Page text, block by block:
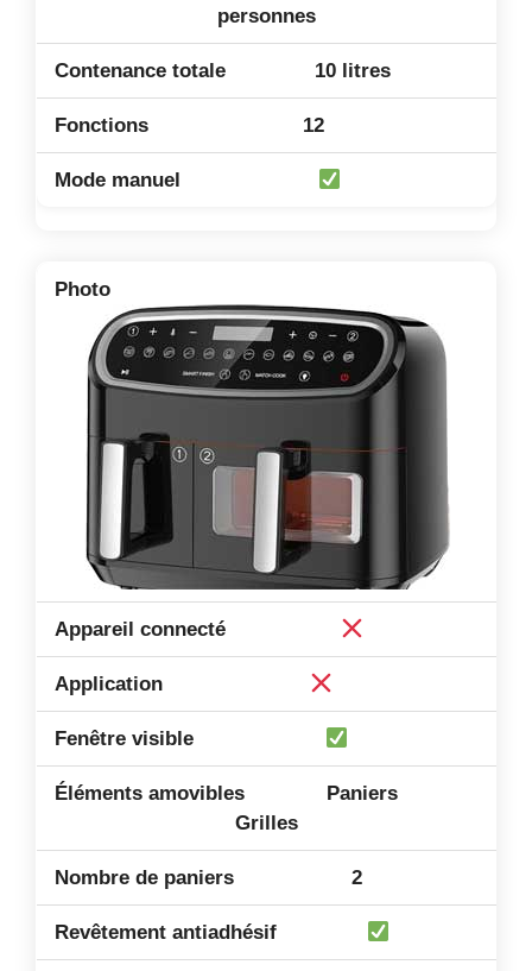
personnes
10 litres
12
Paniers
Grilles
2